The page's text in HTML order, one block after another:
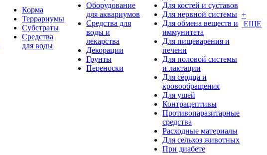
Корма
Террариумы
Субстраты
Средства
для воды
Оборудование
для аквариумов
Средства для
воды и
лекарства
Декорации
Грунты
Переноски
Для костей и суставов
Для нервной системы
Для обмена веществ и
иммунитета
Для пищеварения и
печени
Для половой системы
и лактации
Для сердца и
кровообращения
Для ушей
Контрацептивы
Противопаразитарные
средства
Расходные материалы
Для сельхоз животных
При диабете
+
ЕЩЕ